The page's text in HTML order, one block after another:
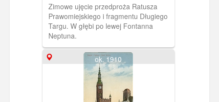
Zimowe ujęcie przedproża Ratusza
Prawomiejskiego i fragmentu Długiego
Targu. W głębi po lewej Fontanna
Neptuna.
ok. 1910